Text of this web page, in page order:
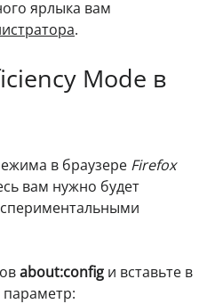
ярлыка вам
.
Mode в
в браузере Firefox
вам нужно будет
about:config и вставьте в